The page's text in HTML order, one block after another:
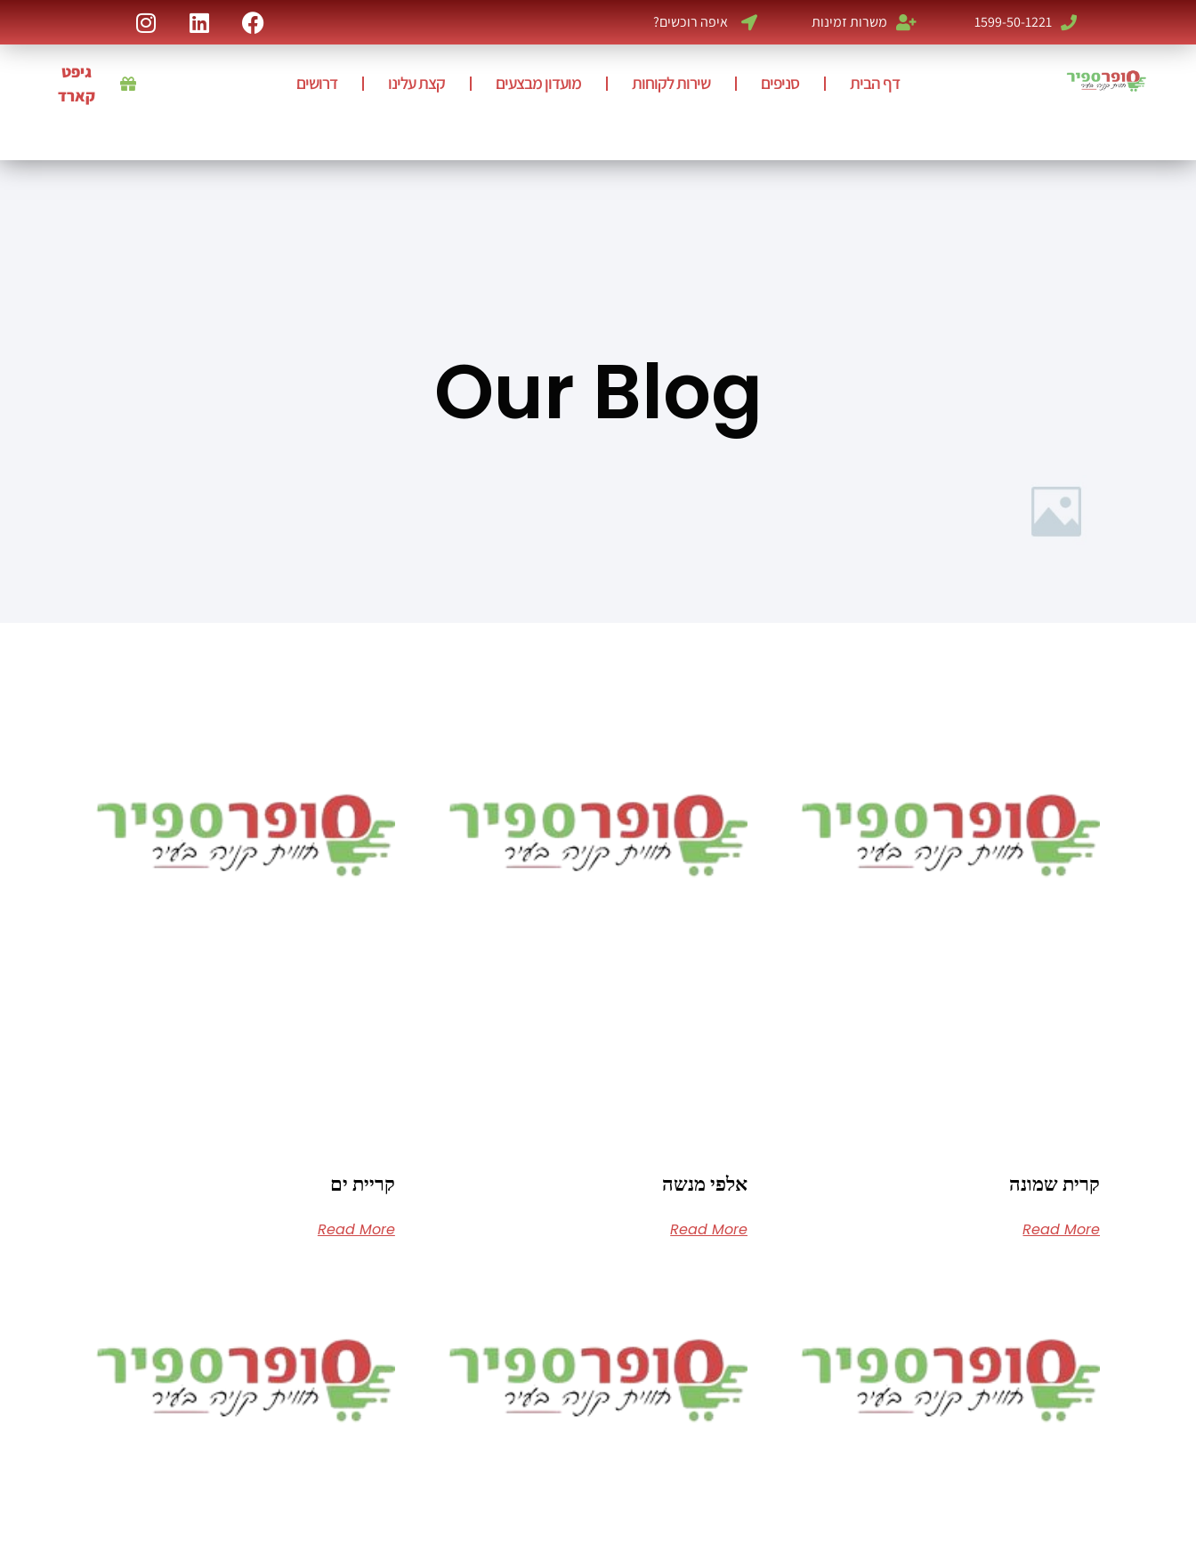
1599-50-1221 משרות זמינות איפה רוכשים?
דף הבית סניפים שירות לקוחות מועדון מבצעים קצת עלינו דרושים
גיפט
קארד
Our Blog
קרית שמונה
Read More
אלפי מנשה
Read More
קריית ים
Read More